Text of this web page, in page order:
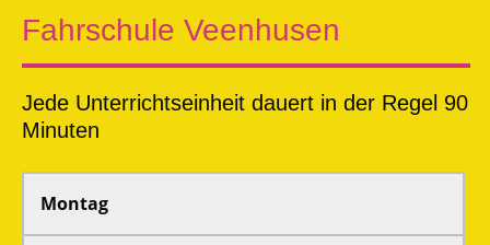
Fahrschule Veenhusen
Jede Unterrichtseinheit dauert in der Regel 90
Minuten
Montag